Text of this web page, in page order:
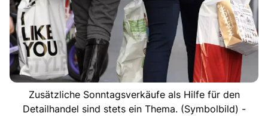
Zusätzliche Sonntagsverkäufe als Hilfe für den
Detailhandel sind stets ein Thema. (Symbolbild) -